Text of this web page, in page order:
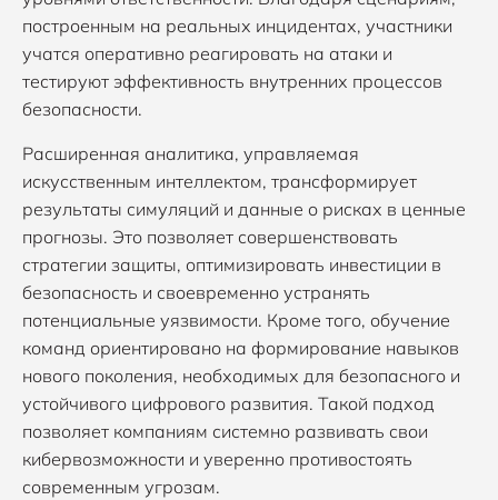
построенным на реальных инцидентах, участники
учатся оперативно реагировать на атаки и
тестируют эффективность внутренних процессов
безопасности.
Расширенная аналитика, управляемая
искусственным интеллектом, трансформирует
результаты симуляций и данные о рисках в ценные
прогнозы. Это позволяет совершенствовать
стратегии защиты, оптимизировать инвестиции в
безопасность и своевременно устранять
потенциальные уязвимости. Кроме того, обучение
команд ориентировано на формирование навыков
нового поколения, необходимых для безопасного и
устойчивого цифрового развития. Такой подход
позволяет компаниям системно развивать свои
кибервозможности и уверенно противостоять
современным угрозам.